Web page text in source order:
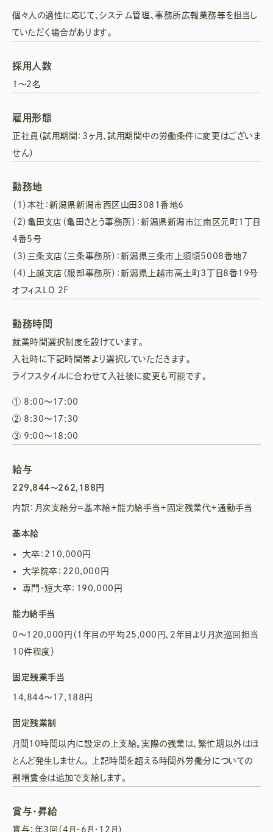
個々人の適性に応じて、システム管理、事務所広報業務等を担当し
ていただく場合があります。
採用人数
1〜2名
雇用形態
正社員（試用期間：3ヶ月、試用期間中の労働条件に変更はございま
せん）
勤務地
（1）本社：新潟県新潟市西区山田3081番地6
（2）亀田支店（亀田さとう事務所）：新潟県新潟市江南区元町1丁目
4番5号
（3）三条支店（三条事務所）：新潟県三条市上須頃5008番地7
（4）上越支店（服部事務所）：新潟県上越市高土町3丁目8番19号
オフィスLO 2F
勤務時間
就業時間選択制度を設けています。
入社時に下記時間帯より選択していただきます。
ライフスタイルに合わせて入社後に変更も可能です。
① 8:00～17:00
② 8:30～17:30
③ 9:00～18:00
給与
229,844～262,188円
内訳：月次支給分＝基本給＋能力給手当+固定残業代＋通勤手当
基本給
大卒：210,000円
大学院卒：220,000円
専門・短大卒：190,000円
能力給手当
0～120,000円（1年目の平均25,000円、2年目より月次巡回担当
10件程度）
固定残業手当
14,844～17,188円
固定残業制
月間10時間以内に設定の上支給。実際の残業は、繁忙期以外はほ
とんど発生しません。 上記時間を超える時間外労働分についての
割増賃金は追加で支給します。
賞与・昇給
賞与：年3回（4月・6月・12月）